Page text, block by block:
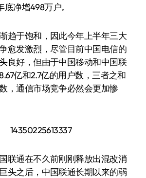
净增498万户。
趋于饱和，因此今年上半年三大
愈发激烈，尽管目前中国电信的
良好，但由于中国移动和中国联
亿和2.7亿的用户数，三者之和
，通信市场竞争必然会更加惨
联通在不久前刚刚释放出混改消
头之后，中国联通长期以来的弱